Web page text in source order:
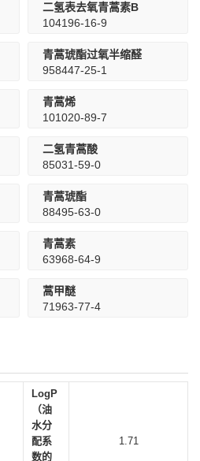
二氢表去氧青蒿素B
104196-16-9
青蒿琥酯过氧半缩醛
958447-25-1
青蒿烯
101020-89-7
二氢青蒿酸
85031-59-0
青蒿琥酯
88495-63-0
青蒿素
63968-64-9
蒿甲醚
71963-77-4
LogP
（油
水分
配系
数的
1.71